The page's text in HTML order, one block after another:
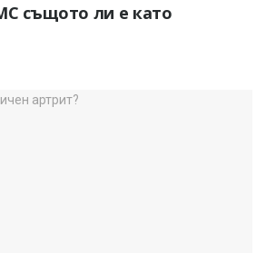
същото ли е като